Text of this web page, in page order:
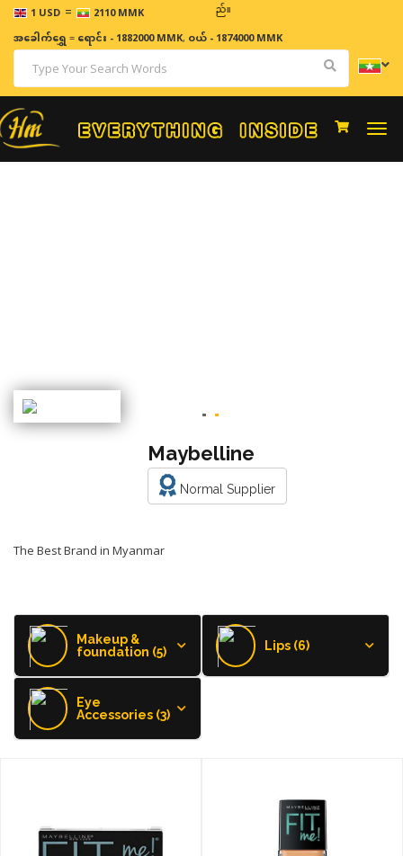
1 USD = 2110 MMK
အခေါက်ရွှေ=ရောင်း - 1882000 MMK, ဝယ် - 1874000 MMK
Maybelline
Normal Supplier
The Best Brand in Myanmar
Makeup &
foundation (5)
Lips (6)
Eye
Accessories (3)